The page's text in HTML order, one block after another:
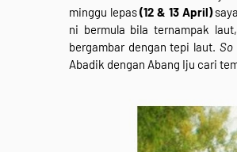
minggu lepas(12 & 13 April)
ni bermula bila ternampak
bergambar dengan tepi laut. So
Abadik dengan Abang Iju cari